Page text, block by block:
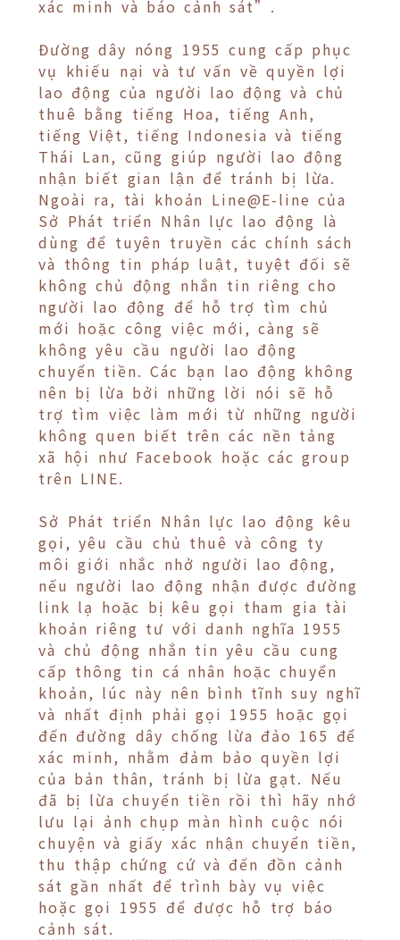
xác minh và báo cảnh sát”.
Đường dây nóng 1955 cung cấp phục
vụ khiếu nại và tư vấn về quyền lợi
lao động của người lao động và chủ
thuê bằng tiếng Hoa, tiếng Anh,
tiếng Việt, tiếng Indonesia và tiếng
Thái Lan, cũng giúp người lao động
nhận biết gian lận để tránh bị lừa.
Ngoài ra, tài khoản Line@E-line của
Sở Phát triển Nhân lực lao động là
dùng để tuyên truyền các chính sách
và thông tin pháp luật, tuyệt đối sẽ
không chủ động nhắn tin riêng cho
người lao động để hỗ trợ tìm chủ
mới hoặc công việc mới, càng sẽ
không yêu cầu người lao động
chuyển tiền. Các bạn lao động không
nên bị lừa bởi những lời nói sẽ hỗ
trợ tìm việc làm mới từ những người
không quen biết trên các nền tảng
xã hội như Facebook hoặc các group
trên LINE.
Sở Phát triển Nhân lực lao động kêu
gọi, yêu cầu chủ thuê và công ty
môi giới nhắc nhở người lao động,
nếu người lao động nhận được đường
link lạ hoặc bị kêu gọi tham gia tài
khoản riêng tư với danh nghĩa 1955
và chủ động nhắn tin yêu cầu cung
cấp thông tin cá nhân hoặc chuyển
khoản, lúc này nên bình tĩnh suy nghĩ
và nhất định phải gọi 1955 hoặc gọi
đến đường dây chống lừa đảo 165 để
xác minh, nhằm đảm bảo quyền lợi
của bản thân, tránh bị lừa gạt. Nếu
đã bị lừa chuyển tiền rồi thì hãy nhớ
lưu lại ảnh chụp màn hình cuộc nói
chuyện và giấy xác nhận chuyển tiền,
thu thập chứng cứ và đến đồn cảnh
sát gần nhất để trình bày vụ việc
hoặc gọi 1955 để được hỗ trợ báo
cảnh sát.